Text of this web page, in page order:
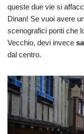
queste due vie si
Dinan! Se vuoi avere
scenografici ponti che
Vecchio, devi invece
dal centro.